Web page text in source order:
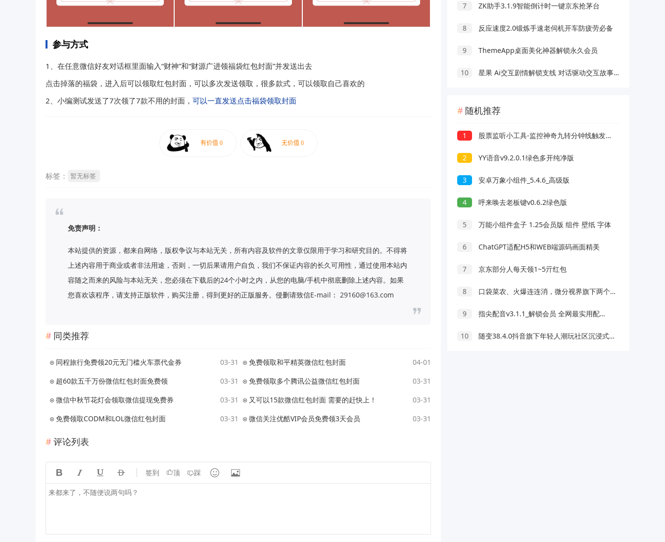
参与方式
1、在任意微信好友对话框里面输入“财神”和“财源广进领福袋红包封面”并发送出去
点击掉落的福袋，进入后可以领取红包封面，可以多次发送领取，很多款式，可以领取自己喜欢的
2、小编测试发送了7次领了7款不用的封面， 可以一直发送点击福袋领取封面
标签： 暂无标签
免责声明：
本站提供的资源，都来自网络，版权争议与本站无关，所有内容及软件的文章仅限用于学习和研究目的。不得将
上述内容用于商业或者非法用途，否则，一切后果请用户自负，我们不保证内容的长久可用性，通过使用本站内
容随之而来的风险与本站无关，您必须在下载后的24个小时之内，从您的电脑/手机中彻底删除上述内容。如果
您喜欢该程序，请支持正版软件，购买注册，得到更好的正版服务。侵删请致信E-mail： 29160@163.com
同类推荐
同程旅行免费领20元无门槛火车票代金券 03-31 免费领取和平精英微信红包封面
04-01
超60款五千万份微信红包封面免费领
03-31 免费领取多个腾讯公益微信红包封面
03-31
微信中秋节花灯会领取微信提现免费券
03-31 又可以15款微信红包封面 需要的赶快上！
03-31
免费领取CODM和LOL微信红包封面
03-31 微信关注优酷VIP会员免费领3天会员 03-31
评论列表
    签到 顶 踩  
7 ZK助手3.1.9智能倒计时一键京东抢茅台
8 反应速度2.0锻炼手速老伺机开车防疲劳必备
9 ThemeApp桌面美化神器解锁永久会员
10 星果 Ai交互剧情解锁支线 对话驱动交互故事剧情
随机推荐
1 股票监听小工具-监控神奇九转分钟线触发提醒工具V2.0
2 YY语音v9.2.0.1绿色多开纯净版
3 安卓万象小组件_5.4.6_高级版
4 呼来唤去老板键v0.6.2绿色版
5 万能小组件盒子 1.25会员版 组件 壁纸 字体
6 ChatGPT适配H5和WEB端源码画面精美
7 京东部分人每天领1~5亓红包
8 口袋菜农、火爆连连消，微分视界旗下两个消除游戏
9 指尖配音v3.1.1_解锁会员 全网最实用配音软件
10 随变38.4.0抖音旗下年轻人潮玩社区沉浸式刷短视频